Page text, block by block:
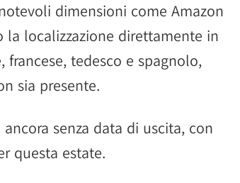
dimensioni come Amazon
la localizzazione direttamente in
tedesco e spagnolo,
sia presente.
ancora senza data di uscita, con
questa estate.